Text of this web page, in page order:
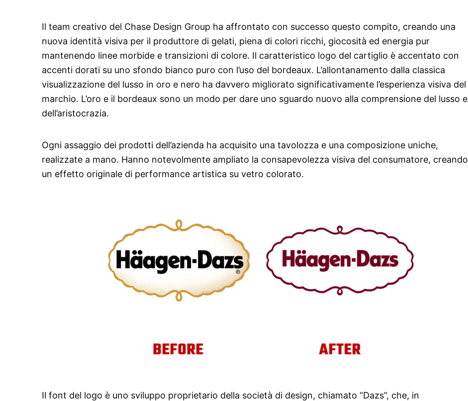
Il team creativo del Chase Design Group ha affrontato con successo questo compito, creando una
nuova identità visiva per il produttore di gelati, piena di colori ricchi, giocosità ed energia pur
mantenendo linee morbide e transizioni di colore. Il caratteristico logo del cartiglio è accentato con
accenti dorati su uno sfondo bianco puro con l’uso del bordeaux. L’allontanamento dalla classica
visualizzazione del lusso in oro e nero ha davvero migliorato significativamente l’esperienza visiva del
marchio. L’oro e il bordeaux sono un modo per dare uno sguardo nuovo alla comprensione del lusso e
dell’aristocrazia.
Ogni assaggio dei prodotti dell’azienda ha acquisito una tavolozza e una composizione uniche,
realizzate a mano. Hanno notevolmente ampliato la consapevolezza visiva del consumatore, creando
un effetto originale di performance artistica su vetro colorato.
Il font del logo è uno sviluppo proprietario della società di design, chiamato “Dazs”, che, in